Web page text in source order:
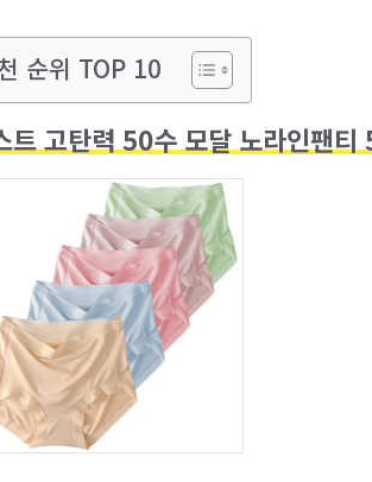
순위 TOP 10
트 고탄력 50수 모달 노라인팬티